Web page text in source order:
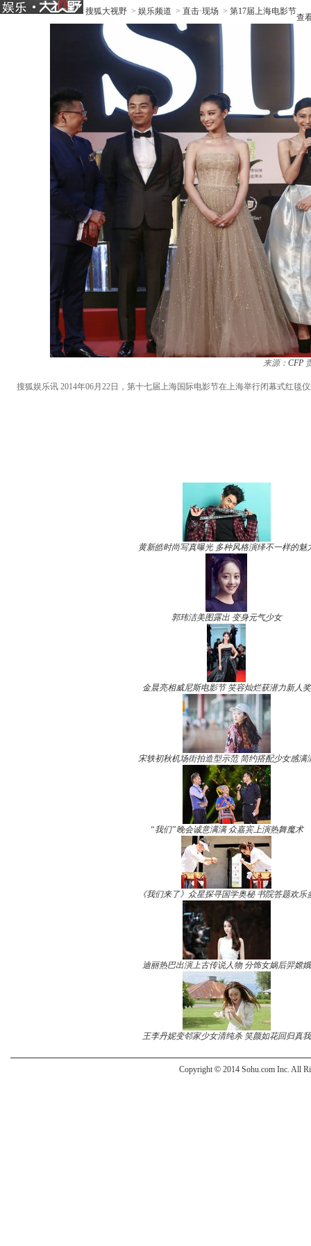
搜狐大视野 > 娱乐频道 > 直击·现场 > 第17届上海电影节
查
来源： CFP
搜狐娱乐讯 2014年06月22日，第十七届上海国际电影节在上海举行闭幕式红毯
黄新皓时尚写真曝光 多种风格演绎不一样的魅
郭玮洁美图露出 变身元气少女
金晨亮相威尼斯电影节 笑容灿烂获潜力新人奖
宋轶初秋机场街拍造型示范 简约搭配少女感满
“我们”晚会诚意满满 众嘉宾上演热舞魔术
《我们来了》众星探寻国学奥秘 书院答题欢乐
迪丽热巴出演上古传说人物 分饰女娲后羿嫦娥
王李丹妮变邻家少女清纯杀 笑颜如花回归真我
Copyright © 2014 Sohu.com Inc. All